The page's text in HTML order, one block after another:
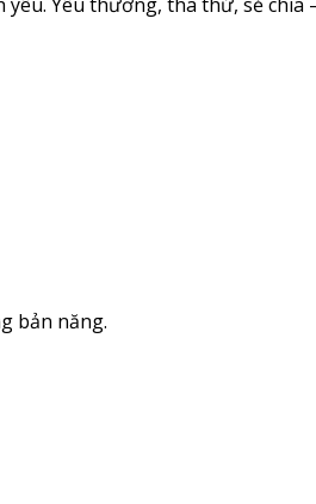
bản năng.